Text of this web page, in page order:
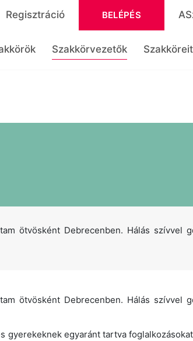
Regisztráció BELÉPÉS
Szakkörvezetők
ötvösként Debrecenben. Hálás szívvel
ötvösként Debrecenben. Hálás szívvel
egyaránt tartva